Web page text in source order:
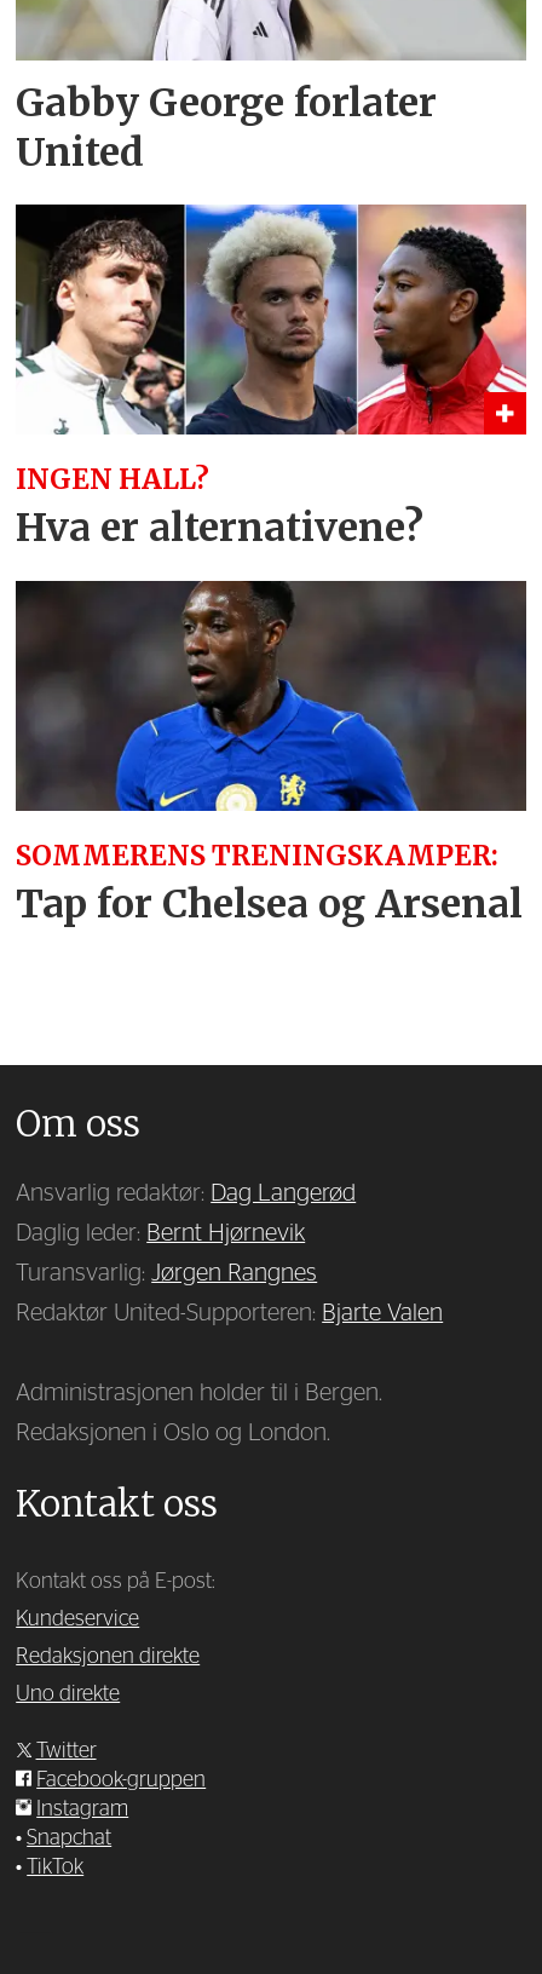
Gabby George forlater
United
INGEN HALL?
Hva er alternativene?
SOMMERENS TRENINGSKAMPER:
Tap for Chelsea og Arsenal
Om oss
Ansvarlig redaktør: Dag Langerød
Daglig leder: Bernt Hjørnevik
Turansvarlig:Jørgen Rangnes
Redaktør United-Supporteren: Bjarte Valen
Administrasjonen holder til i Bergen.
Redaksjonen i Oslo og London.
Kontakt oss
Kontakt oss på E-post:
Kundeservice
Redaksjonen direkte
Uno direkte
Twitter
Facebook-gruppen
Instagram
•Snapchat
•
TikTok